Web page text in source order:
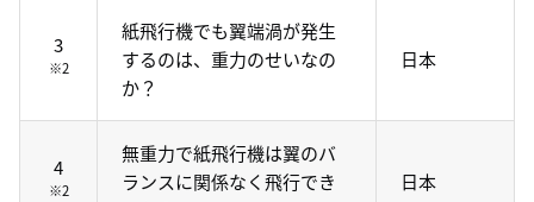
3
※2
紙飛行機でも翼端渦が発生
するのは、重力のせいなの
か？
日本
4
※2
無重力で紙飛行機は翼のバ
ランスに関係なく飛行でき
日本